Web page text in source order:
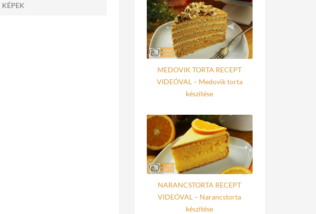
KÉPEK
MEDOVIK TORTA RECEPT
VIDEÓVAL – Medovik torta
készítése
NARANCSTORTA RECEPT
VIDEÓVAL – Narancstorta
készítése